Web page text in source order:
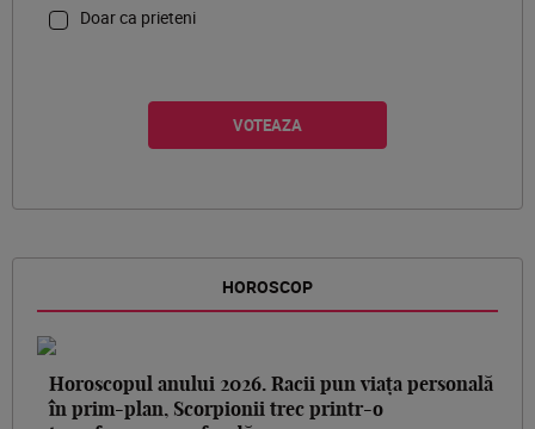
Doar ca prieteni
HOROSCOP
Horoscopul anului 2026. Racii pun viața personală
în prim-plan, Scorpionii trec printr-o